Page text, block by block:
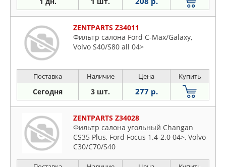
ZENTPARTS Z34011
Фильтр салона Ford C-Max/Galaxy,
Volvo S40/S80 all 04>
Поставка Наличие Цена Купить
Сегодня 3 шт. 277 р.
ZENTPARTS Z34028
Фильтр салона угольный Changan
CS35 Plus, Ford Focus 1.4-2.0 04>, Volvo
C30/C70/S40